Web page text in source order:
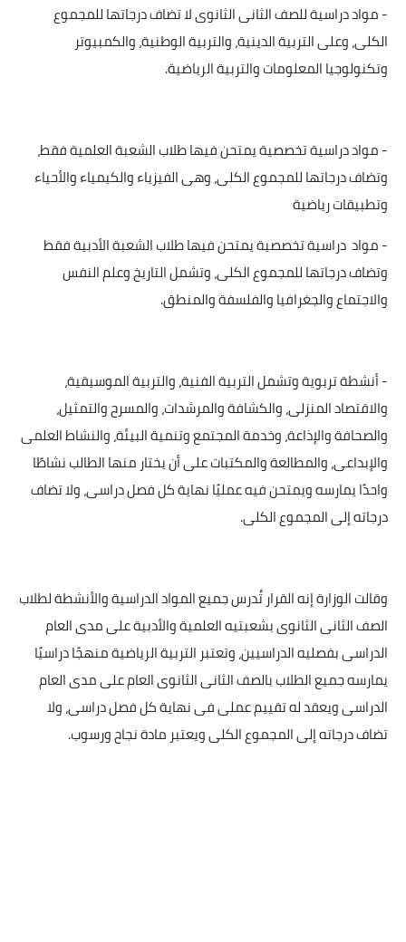
- مواد دراسية للصف الثانى الثانوى لا تضاف درجاتها للمجموع
الكلى، وعلى التربية الدينية، والتربية الوطنية، والكمبيوتر
وتكنولوجيا المعلومات والتربية الرياضية.
- مواد دراسية تخصصية يمتحن فيها طلاب الشعبة العلمية فقط،
وتضاف درجاتها للمجموع الكلى، وهى الفيزياء والكيمياء والأحياء
وتطبيقات رياضية
- مواد دراسية تخصصية يمتحن فيها طلاب الشعبة الأدبية فقط
وتضاف درجاتها للمجموع الكلى، وتشمل التاريخ وعلم النفس
والاجتماع والجغرافيا والفلسفة والمنطق.
- أنشطة تربوية وتشمل التربية الفنية، والتربية الموسيقية،
والاقتصاد المنزلى، والكشافة والمرشدات، والمسرح والتمثيل،
والصحافة والإذاعة، وخدمة المجتمع وتنمية البيئة، والنشاط العلمى
والإبداعى، والمطالعة والمكتبات على أن يختار منها الطالب نشاطًا
واحدًا يمارسه ويمتحن فيه عمليًا نهاية كل فصل دراسى، ولا تضاف
درجاته إلى المجموع الكلى.
وقالت الوزارة إنه القرار تُدرس جميع المواد الدراسية والأنشطة لطلاب
الصف الثانى الثانوى بشعبتيه العلمية والأدبية على مدى العام
الدراسى بفصليه الدراسيين، وتعتبر التربية الرياضية منهجًا دراسيًا
يمارسه جميع الطلاب بالصف الثانى الثانوى العام على مدى العام
الدراسى ويعقد له تقييم عملى فى نهاية كل فصل دراسى، ولا
تضاف درجاته إلى المجموع الكلى ويعتبر مادة نجاح ورسوب.